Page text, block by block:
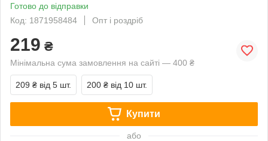
Готово до відправки
Код: 1871958484
Опт і роздріб
219 ₴
Мінімальна сума замовлення на сайті — 400 ₴
209 ₴ від 5 шт. 200 ₴ від 10 шт.
Купити
або